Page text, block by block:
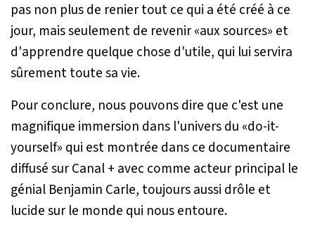
pas non plus de renier tout ce qui a été créé à ce
jour, mais seulement de revenir «aux sources» et
d'apprendre quelque chose d'utile, qui lui servira
sûrement toute sa vie.
Pour conclure, nous pouvons dire que c'est une
magnifique immersion dans l'univers du «do-it-
yourself» qui est montrée dans ce documentaire
diffusé sur Canal + avec comme acteur principal le
génial Benjamin Carle, toujours aussi drôle et
lucide sur le monde qui nous entoure.